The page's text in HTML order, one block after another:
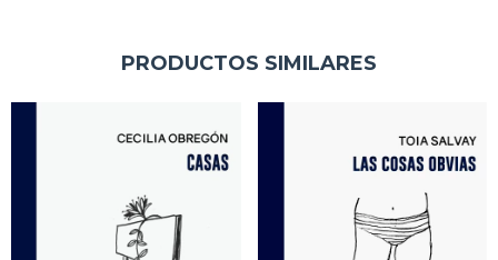
PRODUCTOS SIMILARES